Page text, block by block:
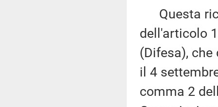
Questa
dell'articolo
(Difesa),
il 4
comma 2